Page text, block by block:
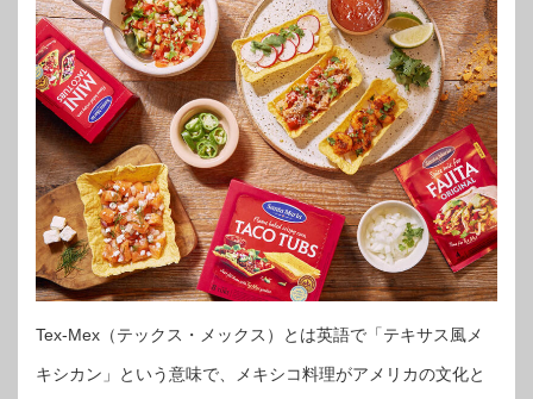
Tex-Mex（テックス・メックス）とは英語で「テキサス風メ
キシカン」という意味で、メキシコ料理がアメリカの文化と